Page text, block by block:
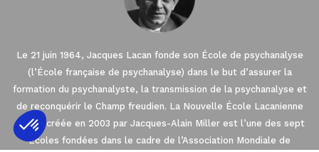
Le 21 juin 1964, Jacques Lacan fonde son École de psychanalyse
(l’École française de psychanalyse) dans le but d’assurer la
formation du psychanalyste, la transmission de la psychanalyse et
de reconquérir le Champ freudien. La Nouvelle École Lacanienne
(NLS), créée en 2003 par Jacques-Alain Miller est l’une des sept
Écoles fondées dans le cadre de l’Association Mondiale de